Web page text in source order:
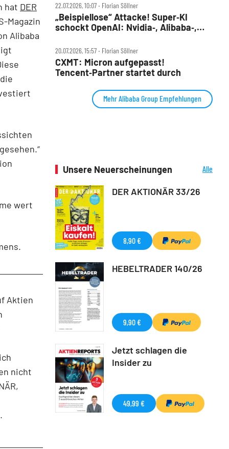
hat DER
Magazin
Alibaba
wert
Aktien
nicht
22.07.2026, 10:07 ‧ Florian Söllner
„Beispiellose“ Attacke! Super‑KI
schockt OpenAI: Nvidia‑, Alibaba‑,
20.07.2026, 15:57 ‧ Florian Söllner
CXMT: Micron aufgepasst!
Tencent‑Partner startet durch
Mehr Alibaba Group Empfehlungen
Unsere Neuerscheinungen
Alle
DER AKTIONÄR 33/26
8,90 €
HEBELTRADER 140/26
9,90 €
Jetzt schlagen die
Insider zu
49,99 €